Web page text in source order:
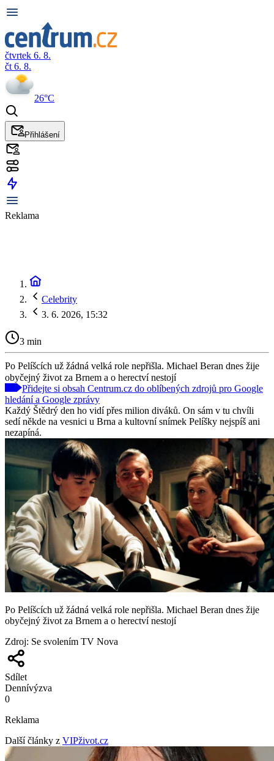
čtvrtek 6. 8.
čt 6. 8.
26°C
Přihlášení
Reklama
Celebrity
3. 6. 2026, 15:32
3 min
Po Pelíšcích už žádná velká role nepřišla. Michael Beran dnes žije
obyčejný život za Brnem a o herectví nestojí
Přidejte si obsah Centrum.cz do oblíbených zdrojů pro Google
hledání a Google zprávy
Každý Štědrý den ho vidí přes milion diváků. On sám v tu chvíli
sedí někde na vesnici u Brna a kultovní snímek Pelíšky nejspíš ani
nezapíná.
Po Pelíšcích už žádná velká role nepřišla. Michael Beran dnes žije
obyčejný život za Brnem a o herectví nestojí
Zdroj: Se svolením TV Nova
Sdílet
Dennívýzva
0
Reklama
Další články z VIPživot.cz